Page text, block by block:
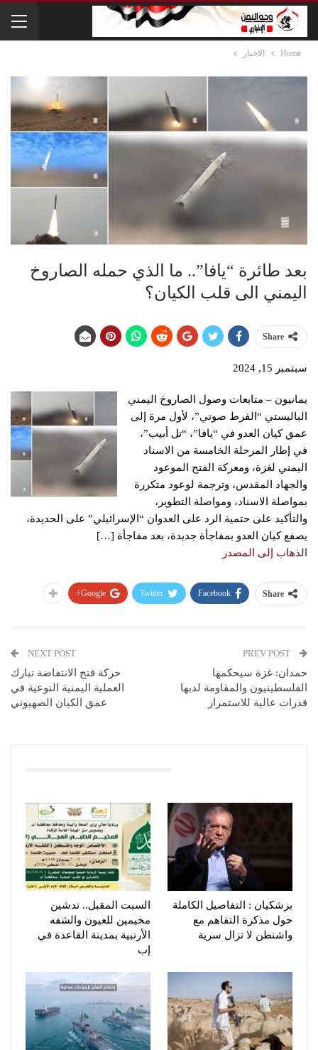
Home الاخبار
بعد طائرة “يافا”.. ما الذي حمله الصاروخ
اليمني الى قلب الكيان؟
Share
سبتمبر 15, 2024
يمانيون – متابعات وصول الصاروخ اليمني
الباليستي “الفرط صوتي”، لأول مرة إلى
عمق كيان العدو في “يافا”، “تل أبيب”،
في إطار المرحلة الخامسة من الاسناد
اليمني لغزة، ومعركة الفتح الموعود
والجهاد المقدس، وترجمة لوعود متكررة
بمواصلة الاسناد، ومواصلة التطوير،
والتأكيد على حتمية الرد على العدوان “الإسرائيلي” على الحديدة،
يصفع كيان العدو بمفاجأة جديدة، بعد مفاجأة […]
الذهاب إلى المصدر
Share
Facebook
Twitter
Google+
حمدان: غزة سيحكمها
الفلسطينيون والمقاومة لديها
قدرات عالية للاستمرار
NEXT POST
حركة فتح الانتفاضة تبارك
العملية اليمنية النوعية في
عمق الكيان الصهيوني
بزشكيان : التفاصيل الكاملة
حول مذكرة التفاهم مع
واشنطن لا تزال سرية
السبت المقبل.. تدشين
مخيمين للعيون والشفه
الأرنبية بمدينة القاعدة في
إب